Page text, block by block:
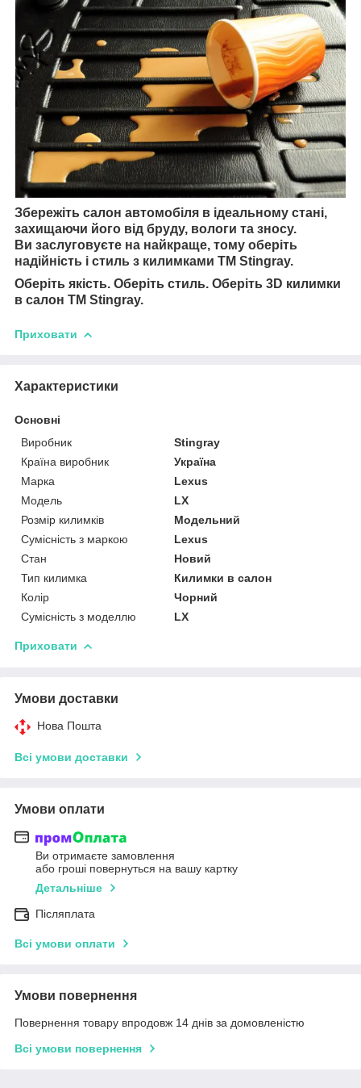
Збережіть салон автомобіля в ідеальному стані,
захищаючи його від бруду, вологи та зносу.
Ви заслуговуєте на найкраще, тому оберіть
надійність і стиль з килимками TM Stingray.
Оберіть якість. Оберіть стиль. Оберіть 3D килимки
в салон TM Stingray.
Приховати
Характеристики
Основні
Виробник
Stingray
Країна виробник
Україна
Марка
Lexus
Модель
LX
Розмір килимків
Модельний
Сумісність з маркою
Lexus
Стан
Новий
Тип килимка
Килимки в салон
Колір
Чорний
Сумісність з моделлю
LX
Приховати
Умови доставки
Нова Пошта
Всі умови доставки
Умови оплати
Ви отримаєте замовлення
або гроші повернуться на вашу картку
Детальніше
Післяплата
Всі умови оплати
Умови повернення
Повернення товару впродовж 14 днів за домовленістю
Всі умови повернення